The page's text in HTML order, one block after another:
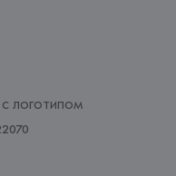
логотипом